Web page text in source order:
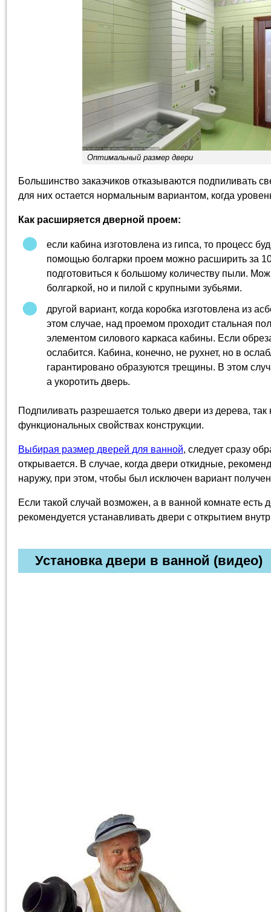
Оптимальный размер двери
Большинство заказчиков отказываются подпиливать
для них остается нормальным вариантом, когда
Как расширяется дверной проем:
если кабина изготовлена из гипса, то процесс
помощью болгарки проем можно расширить за
подготовиться к большому количеству пыли.
болгаркой, но и пилой с крупными зубьями.
другой вариант, когда коробка изготовлена из
этом случае, над проемом проходит стальная
элементом силового каркаса кабины. Если
ослабится. Кабина, конечно, не рухнет, но в
гарантировано образуются трещины. В этом
а укоротить дверь.
Подпиливать разрешается только двери из дерева, так
функциональных свойствах конструкции.
Выбирая размер дверей для ванной, следует сразу
открывается. В случае, когда двери откидные,
наружу, при этом, чтобы был исключен вариант
Если такой случай возможен, а в ванной комнате есть
рекомендуется устанавливать двери с открытием
Установка двери в ванной (видео)